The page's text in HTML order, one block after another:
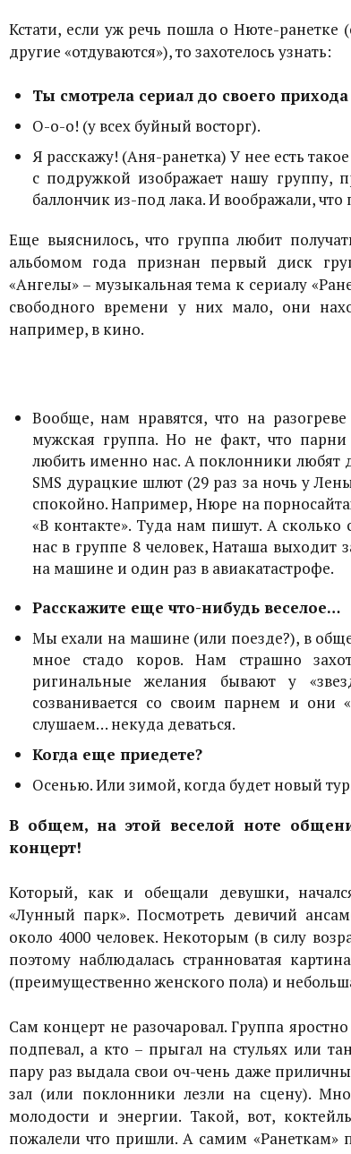
Кстати, если уж речь пошла о Нюте-
другие «отдуваются»), то захотелось узнать:
Ты смотрела сериал до своего прихода
О-о-о! (у всех буйный восторг).
Я расскажу! (Аня-ранетка) У нее есть
с подружкой изображает нашу группу,
баллончик из-под лака. И воображали, что
Еще выяснилось, что группа любит
альбомом года признан первый диск
«Ангелы» – музыкальная тема к сериалу
свободного времени у них мало, они
например, в кино.
Вообще, нам нравятся, что на
мужская группа. Но не факт, что парни
любить именно нас. А поклонники любят
SMS дурацкие шлют (29 раз за ночь у
спокойно. Например, Нюре на
«В контакте». Туда нам пишут. А сколько
нас в группе 8 человек, Наташа выходит
на машине и один раз в авиакатастрофе.
Расскажите еще что-нибудь веселое…
Мы ехали на машине (или поезде?), в
мное стадо коров. Нам страшно
ригинальные желания бывают у
созванивается со своим парнем и
слушаем… некуда деваться.
Когда еще приедете?
Осенью. Или зимой, когда будет новый
В общем, на этой веселой ноте
концерт!
Который, как и обещали девушки,
«Лунный парк». Посмотреть девичий
около 4000 человек. Некоторым (в силу
поэтому наблюдалась странноватая
(преимущественно женского пола) и
Сам концерт не разочаровал. Группа яростно
подпевал, а кто – прыгал на стульях или
пару раз выдала свои оч-чень даже
зал (или поклонники лезли на сцену).
молодости и энергии. Такой, вот,
пожалели что пришли. А самим «Ранеткам»